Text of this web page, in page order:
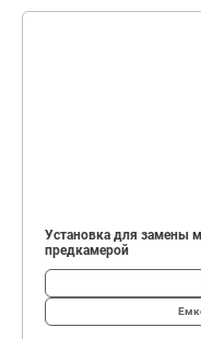
Установка для замены
предкамерой